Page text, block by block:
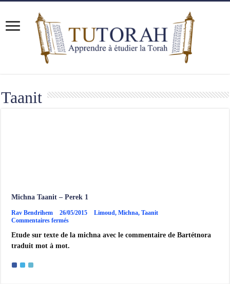
Taanit
Michna Taanit – Perek 1
Rav Bendrihem 26/05/2015 Limoud,Michna,Taanit
Commentaires ferméssur
Taanit
Perek
Etude sur texte de la michna avec le commentaire de Bartétnora
traduit mot à mot.